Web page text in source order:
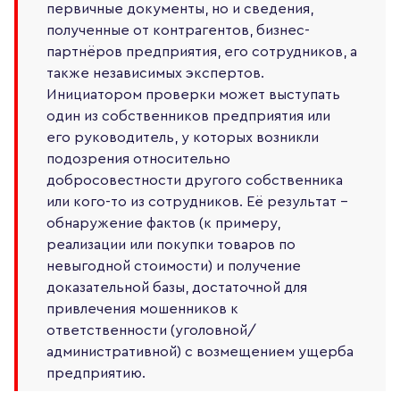
первичные документы, но и сведения,
полученные от контрагентов, бизнес-
партнёров предприятия, его сотрудников, а
также независимых экспертов.
Инициатором проверки может выступать
один из собственников предприятия или
его руководитель, у которых возникли
подозрения относительно
добросовестности другого собственника
или кого-то из сотрудников. Её результат –
обнаружение фактов (к примеру,
реализации или покупки товаров по
невыгодной стоимости) и получение
доказательной базы, достаточной для
привлечения мошенников к
ответственности (уголовной/
административной) с возмещением ущерба
предприятию.